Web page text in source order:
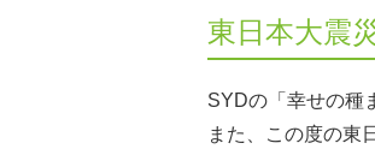
東日本大震
SYDの「幸せの種
また、この度の東